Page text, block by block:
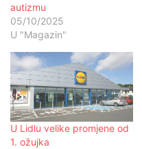
autizmu
05/10/2025
U "Magazin"
U Lidlu velike promjene od
1. ožujka